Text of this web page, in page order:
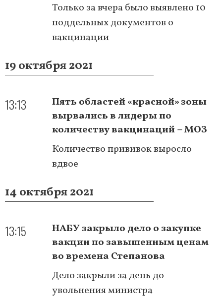
Только за вчера было выявлено 10
поддельных документов о
вакцинации
19 октября 2021
13:13
Пять областей «красной» зоны
вырвались в лидеры по
количеству вакцинаций – МОЗ
Количество прививок выросло
вдвое
14 октября 2021
13:15
НАБУ закрыло дело о закупке
вакцин по завышенным ценам
во времена Степанова
Дело закрыли за день до
увольнения министра